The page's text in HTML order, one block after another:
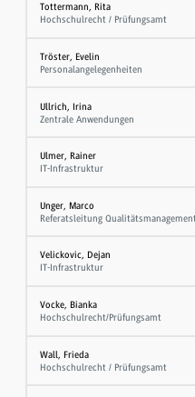
Tottermann, Rita
Hochschulrecht / Prüfungsamt
Tröster, Evelin
Personalangelegenheiten
Ullrich, Irina
Zentrale Anwendungen
Ulmer, Rainer
IT-Infrastruktur
Unger, Marco
Referatsleitung
Velickovic, Dejan
IT-Infrastruktur
Vocke, Bianka
Hochschulrecht/Prüfungsamt
Wall, Frieda
Hochschulrecht / Prüfungsamt